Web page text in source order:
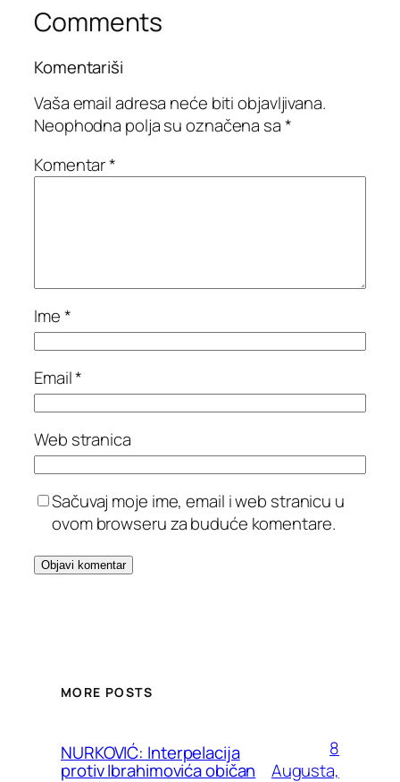
Comments
Komentariši
Vaša email adresa neće biti objavljivana.
Neophodna polja su označena sa*
Komentar*
Ime*
Email*
Web stranica
Sačuvaj moje ime, email i web stranicu u
ovom browseru za buduće komentare.
MORE POSTS
NURKOVIĆ: Interpelacija
protiv Ibrahimovića običan
8
Augusta,